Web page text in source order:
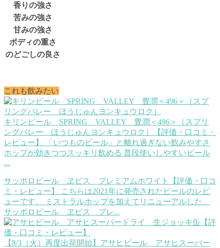
香りの強さ
苦みの強さ
甘みの強さ
ボディの重さ
のどごしの良さ
これも飲みたい
キリンビール SPRING VALLEY 豊潤＜496＞（スプリ
ングバレー ほうじゅんヨンキュウロク）【評価・口コミ・
レビュー】
「いつものビール」と離れ過ぎない飲みやすさ
ホップが効きつつスッキリ飲める 普段使いしやすいビール
...
サッポロビール ヱビス プレミアムホワイト【評価・口コ
ミ・レビュー】
こちらは2021年に発売されたビールのレビ
ューです。 ミストラルホップを加えてリニューアルした、
サッポロビール ヱビス プレ...
【8/3（火）再度出荷開始】アサヒビール アサヒスーパー